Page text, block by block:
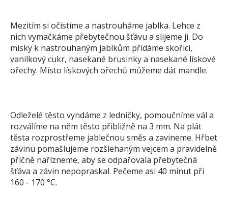
Mezitím si očistíme a nastrouháme jablka. Lehce z
nich vymačkáme přebytečnou šťávu a slijeme ji. Do
misky k nastrouhaným jablkům přidáme skořici,
vanilkový cukr, nasekané brusinky a nasekané lískové
ořechy. Místo lískových ořechů můžeme dát mandle.
Odleželé těsto vyndáme z ledničky, pomoučníme vál a
rozválíme na něm těsto přibližně na 3 mm. Na plát
těsta rozprostřeme jablečnou směs a zavineme. Hřbet
závinu pomašlujeme rozšlehaným vejcem a pravidelně
příčně nařízneme, aby se odpařovala přebytečná
šťáva a závin nepopraskal. Pečeme asi 40 minut při
160 - 170 °C.